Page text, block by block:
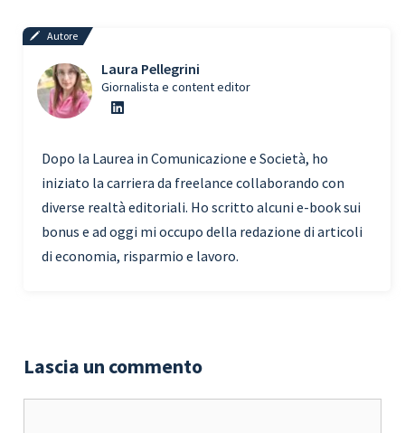
Autore
Laura Pellegrini
Giornalista e content editor
Dopo la Laurea in Comunicazione e Società, ho
iniziato la carriera da freelance collaborando con
diverse realtà editoriali. Ho scritto alcuni e-book sui
bonus e ad oggi mi occupo della redazione di articoli
di economia, risparmio e lavoro.
Lascia un commento